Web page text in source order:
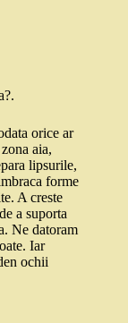
orice ar
aia,
lipsurile,
forme
A creste
a suporta
Ne datoram
Iar
ochii